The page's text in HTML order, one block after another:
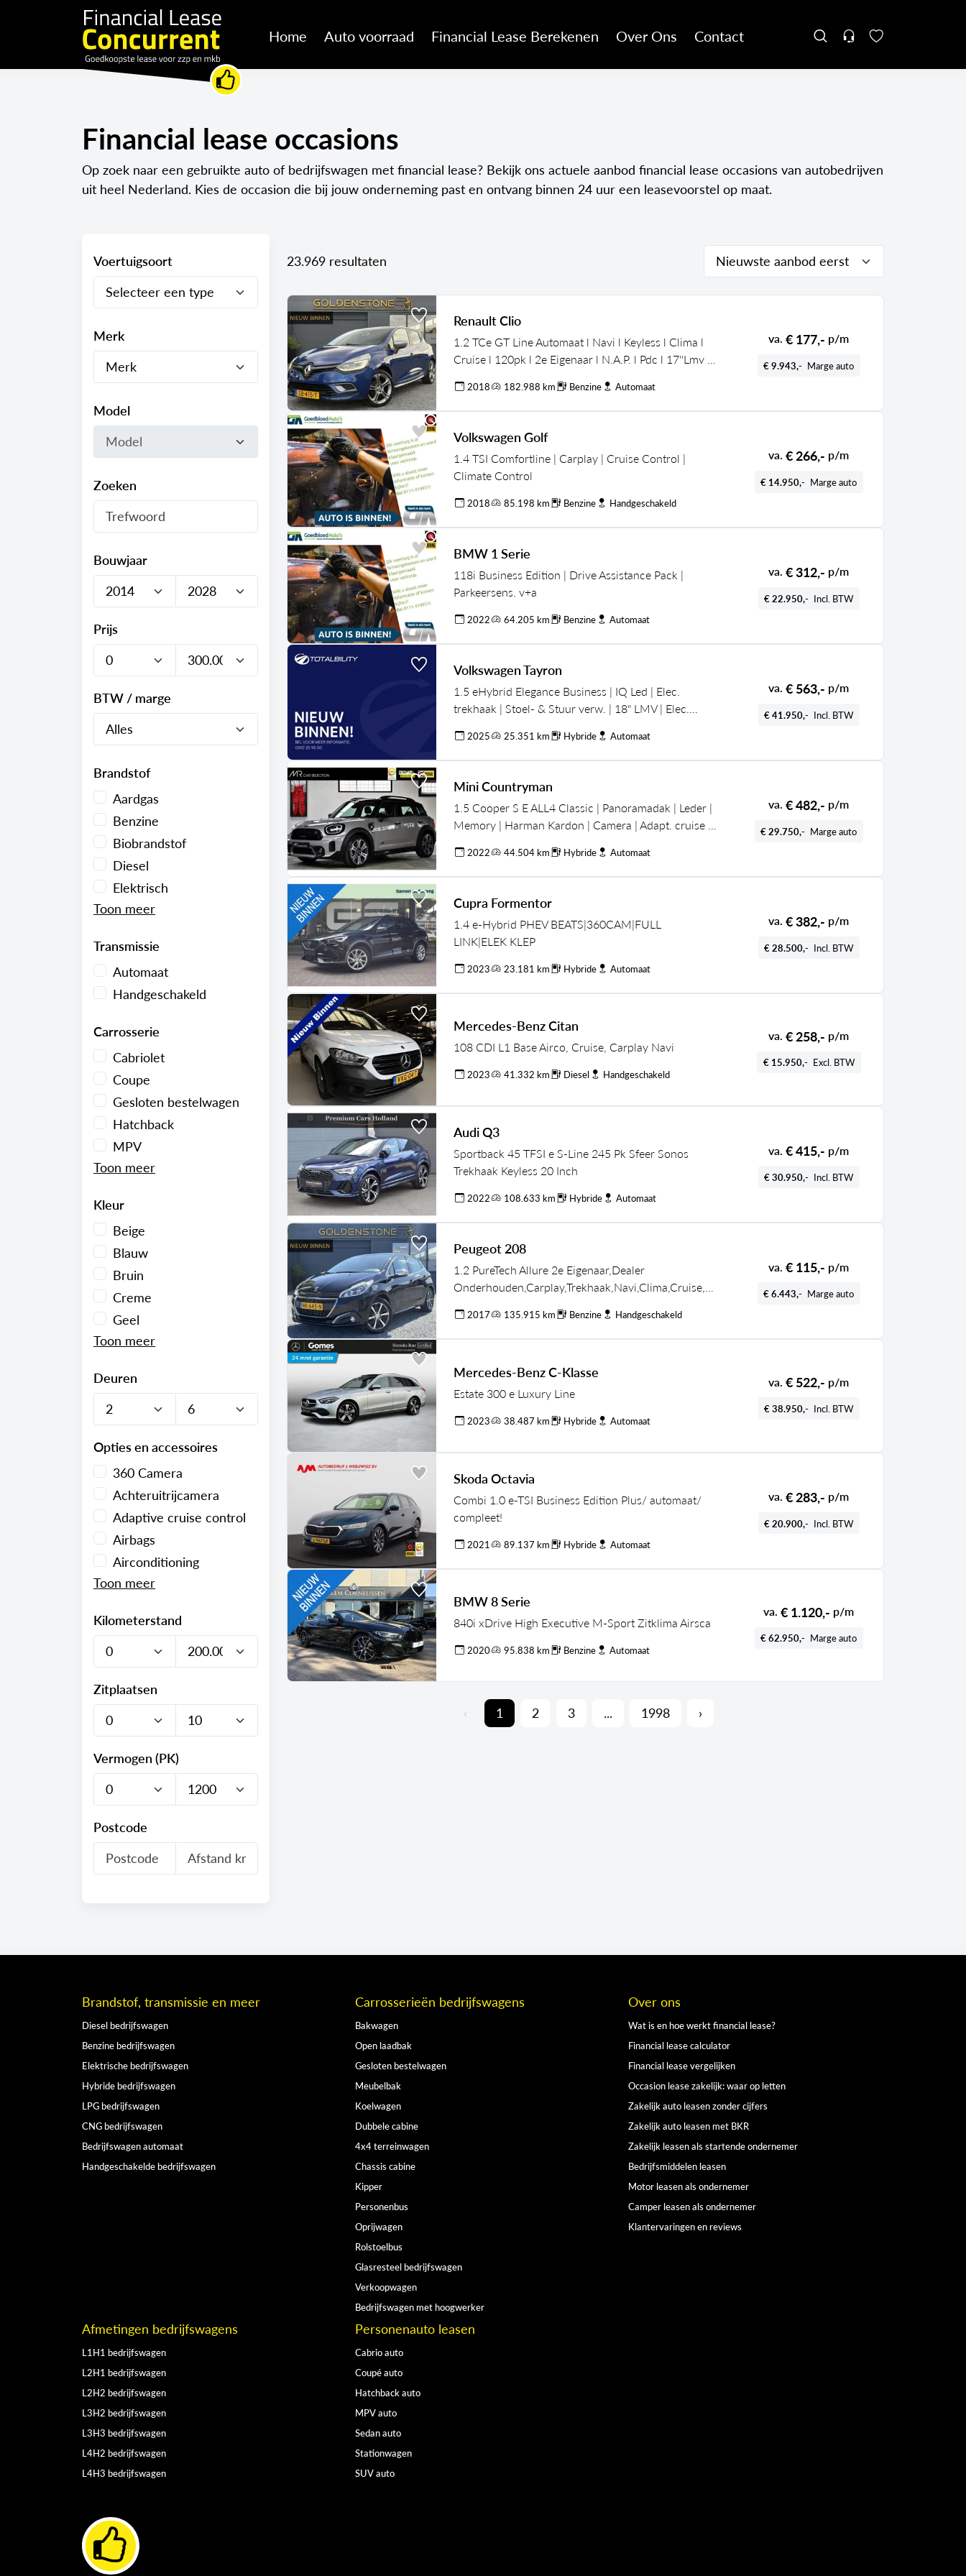
Home Auto voorraad Financial Lease Berekenen Over Ons Contact
Financial lease occasions
Op zoek naar een gebruikte auto of bedrijfswagen met financial lease? Bekijk ons actuele aanbod financial lease occasions van autobedrijven
uit heel Nederland. Kies de occasion die bij jouw onderneming past en ontvang binnen 24 uur een leasevoorstel op maat.
Voertuigsoort
Merk
Model
Zoeken
Bouwjaar
Prijs
BTW / marge
Brandstof
Aardgas
Benzine
Biobrandstof
Diesel
Elektrisch
Transmissie
Automaat
Handgeschakeld
Carrosserie
Cabriolet
Coupe
Gesloten bestelwagen
Hatchback
MPV
Kleur
Beige
Blauw
Bruin
Creme
Geel
Deuren
Opties en accessoires
360 Camera
Achteruitrijcamera
Adaptive cruise control
Airbags
Airconditioning
Kilometerstand
Zitplaatsen
Vermogen (PK)
Postcode
23.969 resultaten
Renault Clio
1.2 TCe GT Line Automaat l Navi l Keyless l Clima l
Cruise l 120pk l 2e Eigenaar l N.A.P. l Pdc l 17''Lmv l
2018 182.988 km Benzine Automaat
va. € 177,- p/m
€ 9.943,- Marge auto
Volkswagen Golf
1.4 TSI Comfortline | Carplay | Cruise Control |
Climate Control
2018 85.198 km Benzine Handgeschakeld
va. € 266,- p/m
€ 14.950,- Marge auto
BMW 1 Serie
118i Business Edition | Drive Assistance Pack |
Parkeersens. v+a
2022 64.205 km Benzine Automaat
va. € 312,- p/m
€ 22.950,- Incl. BTW
Volkswagen Tayron
1.5 eHybrid Elegance Business | IQ Led | Elec.
trekhaak | Stoel- & Stuur verw. | 18" LMV | Elec.
glas, All season banden
2025 25.351 km Hybride Automaat
va. € 563,- p/m
€ 41.950,- Incl. BTW
Mini Countryman
1.5 Cooper S E ALL4 Classic | Panoramadak | Leder |
Memory | Harman Kardon | Camera | Adapt. cruise |
2022 44.504 km Hybride Automaat
va. € 482,- p/m
€ 29.750,- Marge auto
Cupra Formentor
1.4 e-Hybrid PHEV BEATS|360CAM|FULL
LINK|ELEK KLEP
2023 23.181 km Hybride Automaat
va. € 382,- p/m
€ 28.500,- Incl. BTW
Mercedes-Benz Citan
108 CDI L1 Base Airco, Cruise, Carplay Navi
2023 41.332 km Diesel Handgeschakeld
va. € 258,- p/m
€ 15.950,- Excl. BTW
Audi Q3
Sportback 45 TFSI e S-Line 245 Pk Sfeer Sonos
Trekhaak Keyless 20 Inch
2022 108.633 km Hybride Automaat
va. € 415,- p/m
€ 30.950,- Incl. BTW
Peugeot 208
1.2 PureTech Allure 2e Eigenaar,Dealer
Onderhouden,Carplay,Trekhaak,Navi,Clima,Cruise,P
Aflevering
2017 135.915 km Benzine Handgeschakeld
va. € 115,- p/m
€ 6.443,- Marge auto
Mercedes-Benz C-Klasse
Estate 300 e Luxury Line
2023 38.487 km Hybride Automaat
va. € 522,- p/m
€ 38.950,- Incl. BTW
Skoda Octavia
Combi 1.0 e-TSI Business Edition Plus/ automaat/
compleet!
2021 89.137 km Hybride Automaat
va. € 283,- p/m
€ 20.900,- Incl. BTW
BMW 8 Serie
840i xDrive High Executive M-Sport Zitklima Airsca
2020 95.838 km Benzine Automaat
va. € 1.120,- p/m
€ 62.950,- Marge auto
‹ 1 2 3 ... 1998 ›
Brandstof, transmissie en meer
Diesel bedrijfswagen
Benzine bedrijfswagen
Elektrische bedrijfswagen
Hybride bedrijfswagen
LPG bedrijfswagen
CNG bedrijfswagen
Bedrijfswagen automaat
Handgeschakelde bedrijfswagen
Carrosserieën bedrijfswagens
Bakwagen
Open laadbak
Gesloten bestelwagen
Meubelbak
Koelwagen
Dubbele cabine
4x4 terreinwagen
Chassis cabine
Kipper
Personenbus
Oprijwagen
Rolstoelbus
Glasresteel bedrijfswagen
Verkoopwagen
Bedrijfswagen met hoogwerker
Over ons
Wat is en hoe werkt financial lease?
Financial lease calculator
Financial lease vergelijken
Occasion lease zakelijk: waar op letten
Zakelijk auto leasen zonder cijfers
Zakelijk auto leasen met BKR
Zakelijk leasen als startende ondernemer
Bedrijfsmiddelen leasen
Motor leasen als ondernemer
Camper leasen als ondernemer
Klantervaringen en reviews
Afmetingen bedrijfswagens
L1H1 bedrijfswagen
L2H1 bedrijfswagen
L2H2 bedrijfswagen
L3H2 bedrijfswagen
L3H3 bedrijfswagen
L4H2 bedrijfswagen
L4H3 bedrijfswagen
Personenauto leasen
Cabrio auto
Coupé auto
Hatchback auto
MPV auto
Sedan auto
Stationwagen
SUV auto